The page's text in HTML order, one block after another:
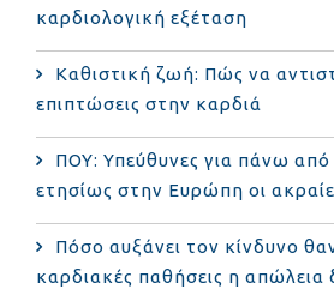
καρδιολογική εξέταση
Καθιστική ζωή: Πώς να
επιπτώσεις στην καρδιά
ΠΟΥ: Υπεύθυνες για πάνω από
ετησίως στην Ευρώπη οι
Πόσο αυξάνει τον κίνδυνο
καρδιακές παθήσεις η απώλεια